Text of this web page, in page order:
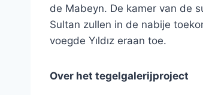
de Mabeyn. De kamer van de
Sultan zullen in de nabije
voegde Yıldız eraan toe.
Over het tegelgalerijproject